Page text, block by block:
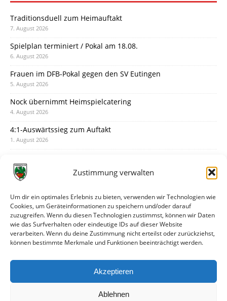
Zustimmung verwalten
Um dir ein optimales Erlebnis zu bieten, verwenden wir Technologien wie
Cookies, um Geräteinformationen zu speichern und/oder darauf
zuzugreifen. Wenn du diesen Technologien zustimmst, können wir Daten
wie das Surfverhalten oder eindeutige IDs auf dieser Website
verarbeiten. Wenn du deine Zustimmung nicht erteilst oder zurückziehst,
können bestimmte Merkmale und Funktionen beeinträchtigt werden.
Akzeptieren
Ablehnen
Traditionsduell zum Heimauftakt
7. August 2026
Spielplan terminiert / Pokal am 18.08.
6. August 2026
Frauen im DFB-Pokal gegen den SV Eutingen
5. August 2026
Nock übernimmt Heimspielcatering
4. August 2026
4:1-Auswärtssieg zum Auftakt
1. August 2026
31. Juli 2026
30. Juli 2026
Deine Spielminute: 89+1
28. Juli 2026
Neuer Rückensponsor
Neue Podcast-Folge: So tickt Björn!
27. Juli 2026